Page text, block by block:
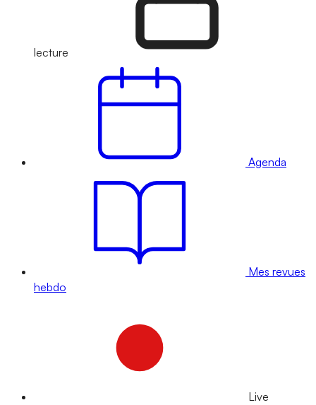
lecture
Agenda
Mes revues
hebdo
Live